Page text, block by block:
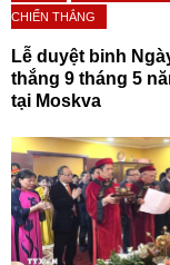
CHIẾN THẮNG
Lễ duyệt binh
thắng 9 tháng 5
tại Moskva